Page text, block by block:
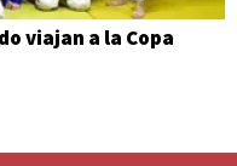
viajan a la Copa